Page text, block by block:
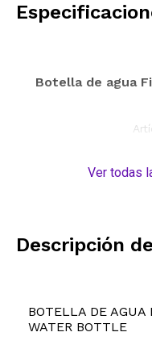
Botella de agua
Ver todas
Descripción
BOTELLA DE
WATER BOTTLE